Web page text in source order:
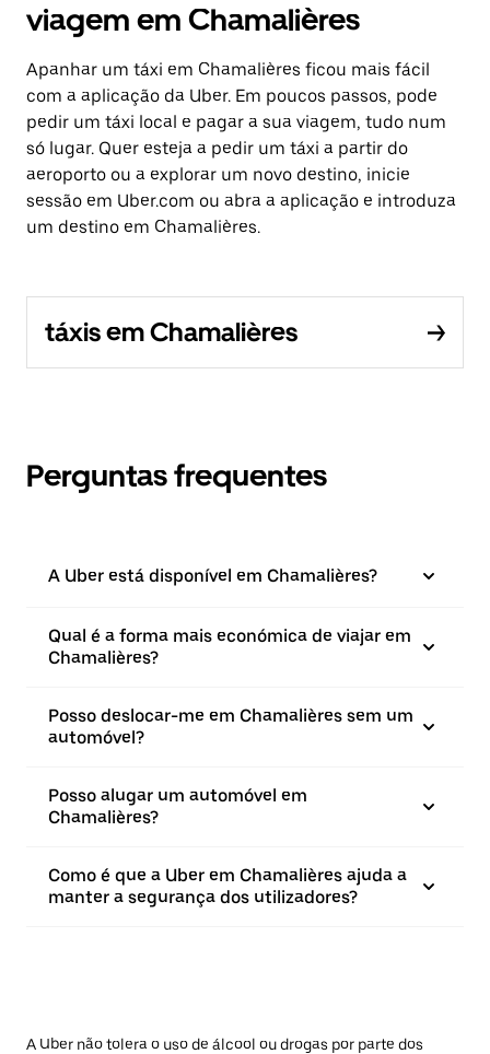
viagem em Chamalières
Apanhar um táxi em Chamalières ficou mais fácil
com a aplicação da Uber. Em poucos passos, pode
pedir um táxi local e pagar a sua viagem, tudo num
só lugar. Quer esteja a pedir um táxi a partir do
aeroporto ou a explorar um novo destino, inicie
sessão em Uber.com ou abra a aplicação e introduza
um destino em Chamalières.
táxis em Chamalières
Perguntas frequentes
A Uber está disponível em Chamalières?
Qual é a forma mais económica de viajar em
Chamalières?
Posso deslocar-me em Chamalières sem um
automóvel?
Posso alugar um automóvel em
Chamalières?
Como é que a Uber em Chamalières ajuda a
manter a segurança dos utilizadores?
A Uber não tolera o uso de álcool ou drogas por parte dos